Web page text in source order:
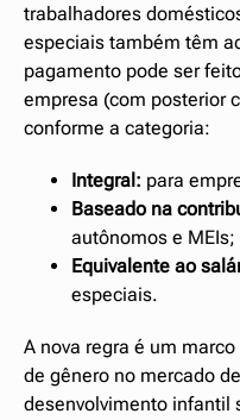
trabalhadores
especiais também têm
pagamento pode ser
empresa (com posterior
conforme a categoria:
Integral: para
Baseado na
autônomos e MEIs;
Equivalente ao
especiais.
A nova regra é um
de gênero no mercado
desenvolvimento infantil